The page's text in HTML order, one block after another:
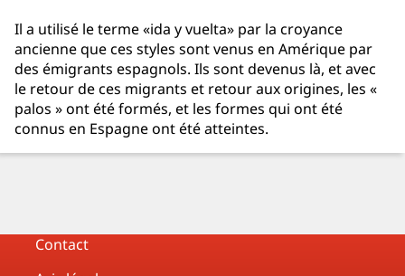
Il a utilisé le terme «ida y vuelta» par la croyance
ancienne que ces styles sont venus en Amérique par
des émigrants espagnols. Ils sont devenus là, et avec
le retour de ces migrants et retour aux origines, les «
palos » ont été formés, et les formes qui ont été
connus en Espagne ont été atteintes.
Contact